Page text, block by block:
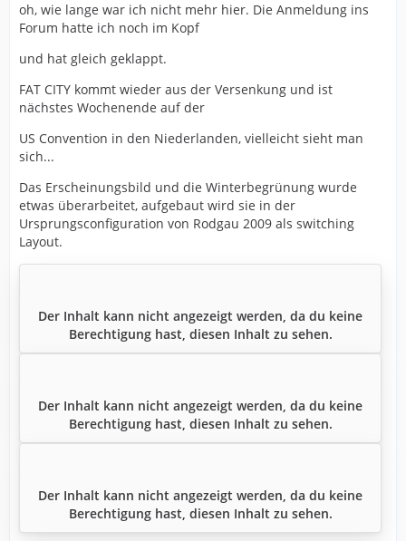
oh, wie lange war ich nicht mehr hier. Die Anmeldung ins
Forum hatte ich noch im Kopf
und hat gleich geklappt.
FAT CITY kommt wieder aus der Versenkung und ist
nächstes Wochenende auf der
US Convention in den Niederlanden, vielleicht sieht man
sich...
Das Erscheinungsbild und die Winterbegrünung wurde
etwas überarbeitet, aufgebaut wird sie in der
Ursprungsconfiguration von Rodgau 2009 als switching
Layout.
Der Inhalt kann nicht angezeigt werden, da du keine
Berechtigung hast, diesen Inhalt zu sehen.
Der Inhalt kann nicht angezeigt werden, da du keine
Berechtigung hast, diesen Inhalt zu sehen.
Der Inhalt kann nicht angezeigt werden, da du keine
Berechtigung hast, diesen Inhalt zu sehen.